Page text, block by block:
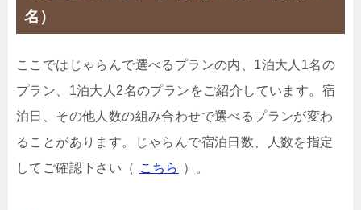
名）
ここではじゃらんで選べるプランの内、1泊大人1名の
プラン、1泊大人2名のプランをご紹介しています。宿
泊日、その他人数の組み合わせで選べるプランが変わ
ることがあります。じゃらんで宿泊日数、人数を指定
してご確認下さい（ こちら ）。